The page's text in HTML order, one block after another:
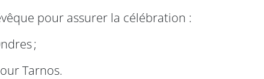
pour assurer la célébration :
;
Tarnos.